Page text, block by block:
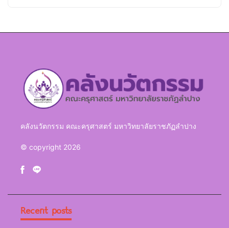
คลังนวัตกรรม คณะครุศาสตร์ มหาวิทยาลัยราชภัฏลำปาง
© copyright 2026
Recent posts